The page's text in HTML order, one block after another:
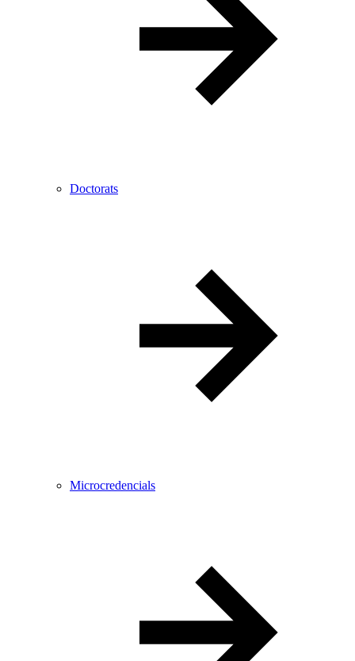
Doctorats
Microcredencials